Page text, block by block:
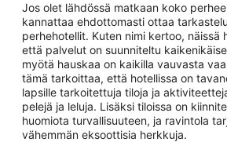
Jos olet lähdössä matkaan koko
kannattaa ehdottomasti ottaa
perhehotellit. Kuten nimi kertoo, näissä
että palvelut on suunniteltu
myötä hauskaa on kaikilla vauvasta
tämä tarkoittaa, että hotellissa on
lapsille tarkoitettuja tiloja ja
pelejä ja leluja. Lisäksi tiloissa on
huomiota turvallisuuteen, ja ravintola
vähemmän eksoottisia herkkuja.